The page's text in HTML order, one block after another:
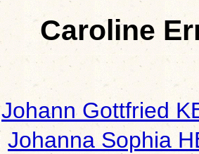
Caroline
Johann Gottfried
Johanna Sophia